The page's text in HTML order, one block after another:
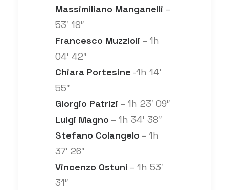
Massimiliano Manganelli –
53′ 18″
Francesco Muzzioli – 1h
04′ 42″
Chiara Portesine -1h 14′
55″
Giorgio Patrizi – 1h 23′ 09″
Luigi Magno – 1h 34′ 38″
Stefano Colangelo – 1h
37′ 26″
Vincenzo Ostuni – 1h 53′
31″